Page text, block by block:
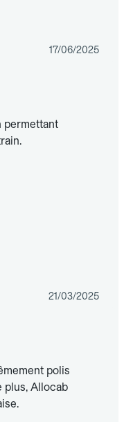
17/06/2025
permettant
21/03/2025
polis
plus, Allocab